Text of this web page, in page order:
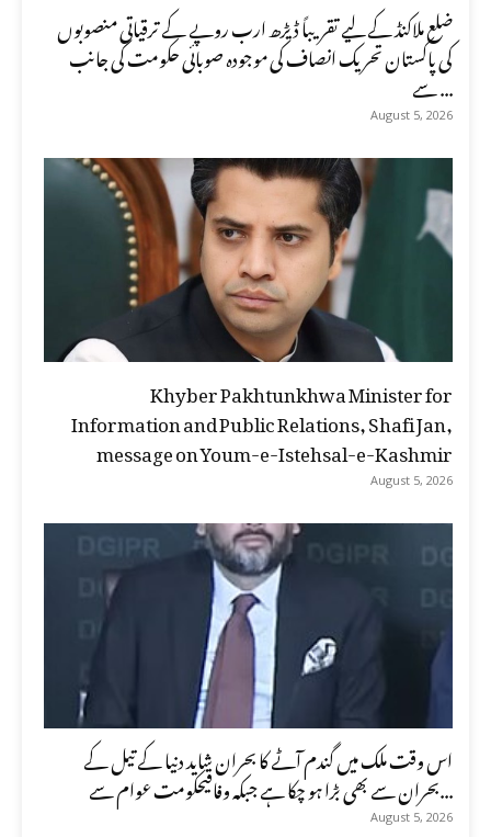
ضلع ملاکنڈ کے لیے تقریباً ڈیڑھ ارب روپے کے ترقیاتی منصوبوں
کی پاکستان تحریک انصاف کی موجودہ صوبائی حکومت کی جانب
سے ...
August 5, 2026
Khyber Pakhtunkhwa Minister for
Information and Public Relations, Shafi Jan,
message on Youm-e-Istehsal-e-Kashmir
August 5, 2026
اس وقت ملک میں گندم آٹے کا بحران شاید دنیا کے تیل کے
بحران سے بھی بڑا ہو چکا ہے جبکہ وفاقیحکومت عوام سے...
August 5, 2026